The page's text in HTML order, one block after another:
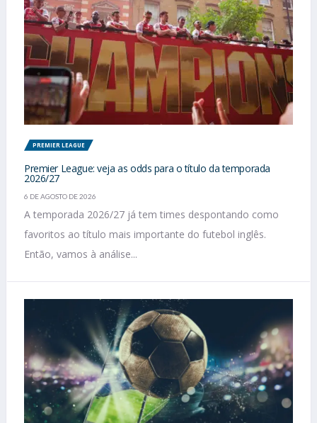
PREMIER LEAGUE
Premier League: veja as odds para o título da temporada
2026/27
6 DE AGOSTO DE 2026
A temporada 2026/27 já tem times despontando como
favoritos ao título mais importante do futebol inglês.
Então, vamos à análise...